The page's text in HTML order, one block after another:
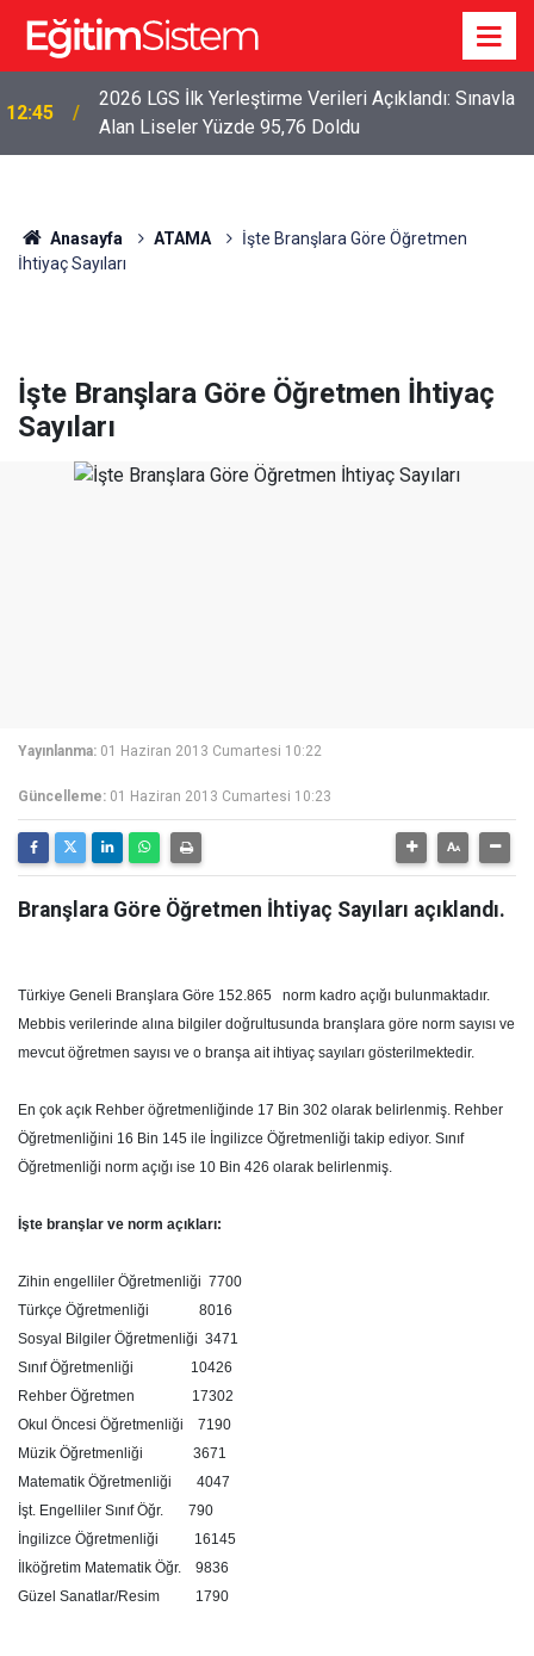
12:45
2026 LGS İlk Yerleştirme Verileri Açıklandı: Sınavla
Alan Liseler Yüzde 95,76 Doldu
Anasayfa ATAMA
İşte Branşlara Göre Öğretmen
İhtiyaç Sayıları
İşte Branşlara Göre Öğretmen İhtiyaç
Sayıları
Yayınlanma: 01 Haziran 2013 Cumartesi 10:22
Güncelleme: 01 Haziran 2013 Cumartesi 10:23
Branşlara Göre Öğretmen İhtiyaç Sayıları açıklandı.
Türkiye Geneli Branşlara Göre 152.865 norm kadro açığı bulunmaktadır.
Mebbis verilerinde alına bilgiler doğrultusunda branşlara göre norm sayısı ve
mevcut öğretmen sayısı ve o branşa ait ihtiyaç sayıları gösterilmektedir.
En çok açık Rehber öğretmenliğinde 17 Bin 302 olarak belirlenmiş. Rehber
Öğretmenliğini 16 Bin 145 ile İngilizce Öğretmenliği takip ediyor. Sınıf
Öğretmenliği norm açığı ise 10 Bin 426 olarak belirlenmiş.
İşte branşlar ve norm açıkları:
Zihin engelliler Öğretmenliği 7700
Türkçe Öğretmenliği 8016
Sosyal Bilgiler Öğretmenliği 3471
Sınıf Öğretmenliği 10426
Rehber Öğretmen 17302
Okul Öncesi Öğretmenliği 7190
Müzik Öğretmenliği 3671
Matematik Öğretmenliği 4047
İşt. Engelliler Sınıf Öğr. 790
İngilizce Öğretmenliği 16145
İlköğretim Matematik Öğr. 9836
Güzel Sanatlar/Resim 1790